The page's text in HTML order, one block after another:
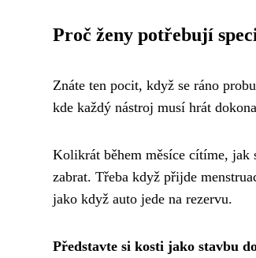
Proč ženy potřebují
Znáte ten pocit, když se ráno
kde každý nástroj musí hrát
Kolikrát během měsíce cítíme, jak
zabrat. Třeba když přijde
jako když auto jede na rezervu.
Představte si kosti jako stavbu